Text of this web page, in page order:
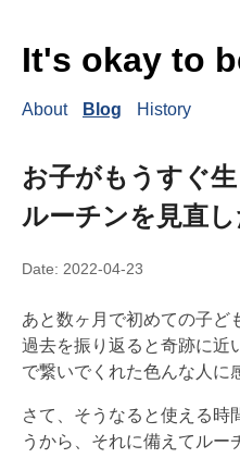
It's okay to
About Blog History
お子がもうすぐ
ルーチンを見直し
Date: 2022-04-23
あと数ヶ月で初めての子ど
過去を振り返ると奇跡に近
で繋いでくれた色んな人に
さて、そうなると使える時
うから、それに備えてルー